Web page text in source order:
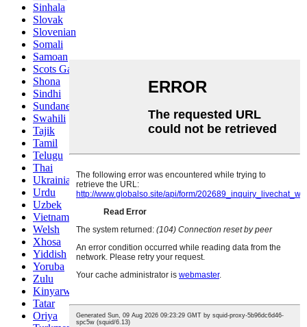
Sinhala
Slovak
Slovenian
Somali
Samoan
Scots Gaelic
Shona
Sindhi
Sundanese
Swahili
Tajik
Tamil
Telugu
Thai
Ukrainian
Urdu
Uzbek
Vietnamese
Welsh
Xhosa
Yiddish
Yoruba
Zulu
Kinyarwanda
Tatar
Oriya